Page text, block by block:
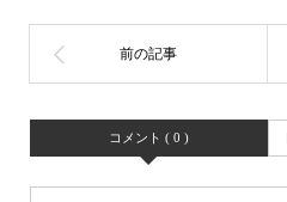
コメント ( 0 )